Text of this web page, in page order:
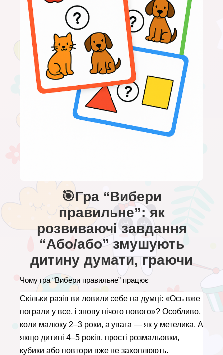
🎯Гра “Вибери
правильне”: як
розвиваючі завдання
“Або/або” змушують
дитину думати, граючи
Чому гра “Вибери правильне” працює
Скільки разів ви ловили себе на думці: «Ось вже
пограли у все, і знову нічого нового»? Особливо,
коли малюку 2–3 роки, а увага — як у метелика. А
якщо дитині 4–5 років, прості розмальовки,
кубики або повтори вже не захоплюють.